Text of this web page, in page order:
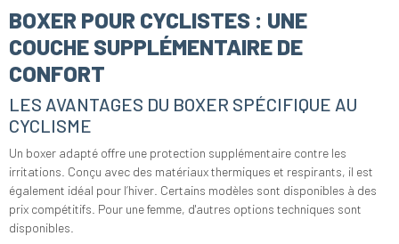
BOXER POUR CYCLISTES : UNE
COUCHE SUPPLÉMENTAIRE DE
CONFORT
LES AVANTAGES DU BOXER SPÉCIFIQUE AU
CYCLISME
Un boxer adapté offre une protection supplémentaire contre les
irritations. Conçu avec des matériaux thermiques et respirants, il est
également idéal pour l’hiver. Certains modèles sont disponibles à des
prix compétitifs. Pour une femme, d'autres options techniques sont
disponibles.